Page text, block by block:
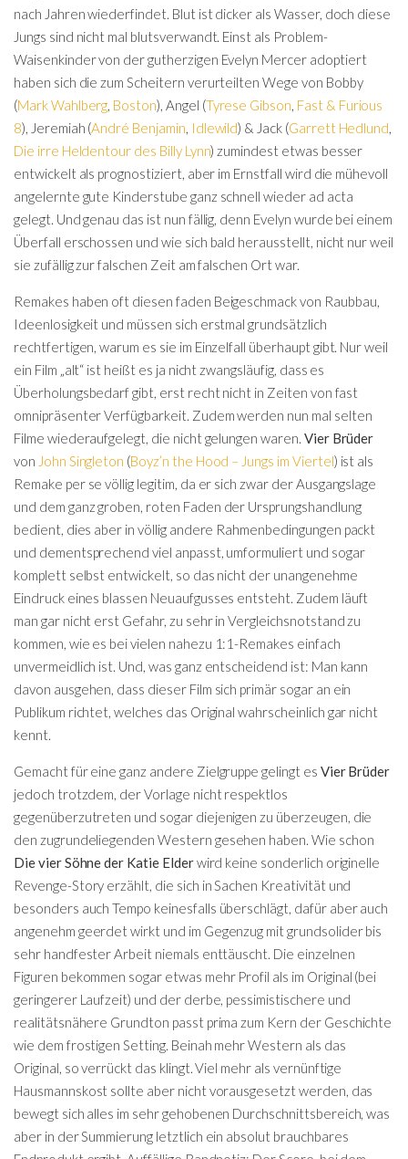
nach Jahren wiederfindet. Blut ist dicker als Wasser, doch diese
Jungs sind nicht mal blutsverwandt. Einst als Problem-
Waisenkinder von der gutherzigen Evelyn Mercer adoptiert
haben sich die zum Scheitern verurteilten Wege von Bobby
(Mark Wahlberg, Boston), Angel (Tyrese Gibson, Fast & Furious
8), Jeremiah (André Benjamin, Idlewild) & Jack (Garrett Hedlund,
Die irre Heldentour des Billy Lynn) zumindest etwas besser
entwickelt als prognostiziert, aber im Ernstfall wird die mühevoll
angelernte gute Kinderstube ganz schnell wieder ad acta
gelegt. Und genau das ist nun fällig, denn Evelyn wurde bei einem
Überfall erschossen und wie sich bald herausstellt, nicht nur weil
sie zufällig zur falschen Zeit am falschen Ort war.
Remakes haben oft diesen faden Beigeschmack von Raubbau,
Ideenlosigkeit und müssen sich erstmal grundsätzlich
rechtfertigen, warum es sie im Einzelfall überhaupt gibt. Nur weil
ein Film „alt“ ist heißt es ja nicht zwangsläufig, dass es
Überholungsbedarf gibt, erst recht nicht in Zeiten von fast
omnipräsenter Verfügbarkeit. Zudem werden nun mal selten
Filme wiederaufgelegt, die nicht gelungen waren. Vier Brüder
von John Singleton (Boyz’n the Hood – Jungs im Viertel) ist als
Remake per se völlig legitim, da er sich zwar der Ausgangslage
und dem ganz groben, roten Faden der Ursprungshandlung
bedient, dies aber in völlig andere Rahmenbedingungen packt
und dementsprechend viel anpasst, umformuliert und sogar
komplett selbst entwickelt, so das nicht der unangenehme
Eindruck eines blassen Neuaufgusses entsteht. Zudem läuft
man gar nicht erst Gefahr, zu sehr in Vergleichsnotstand zu
kommen, wie es bei vielen nahezu 1:1-Remakes einfach
unvermeidlich ist. Und, was ganz entscheidend ist: Man kann
davon ausgehen, dass dieser Film sich primär sogar an ein
Publikum richtet, welches das Original wahrscheinlich gar nicht
kennt.
Gemacht für eine ganz andere Zielgruppe gelingt es Vier Brüder
jedoch trotzdem, der Vorlage nicht respektlos
gegenüberzutreten und sogar diejenigen zu überzeugen, die
den zugrundeliegenden Western gesehen haben. Wie schon
Die vier Söhne der Katie Elderwird keine sonderlich originelle
Revenge-Story erzählt, die sich in Sachen Kreativität und
besonders auch Tempo keinesfalls überschlägt, dafür aber auch
angenehm geerdet wirkt und im Gegenzug mit grundsolider bis
sehr handfester Arbeit niemals enttäuscht. Die einzelnen
Figuren bekommen sogar etwas mehr Profil als im Original (bei
geringerer Laufzeit) und der derbe, pessimistischere und
realitätsnähere Grundton passt prima zum Kern der Geschichte
wie dem frostigen Setting. Beinah mehr Western als das
Original, so verrückt das klingt. Viel mehr als vernünftige
Hausmannskost sollte aber nicht vorausgesetzt werden, das
bewegt sich alles im sehr gehobenen Durchschnittsbereich, was
aber in der Summierung letztlich ein absolut brauchbares